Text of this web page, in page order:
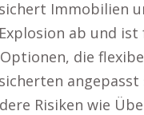
Immobilien
ab und
die
Risiken wie